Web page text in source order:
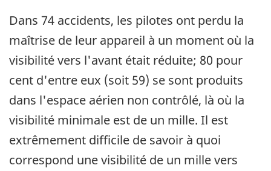
Dans 74 accidents, les pilotes ont perdu la
maîtrise de leur appareil à un moment où la
visibilité vers l'avant était réduite; 80 pour
cent d'entre eux (soit 59) se sont produits
dans l'espace aérien non contrôlé, là où la
visibilité minimale est de un mille. Il est
extrêmement difficile de savoir à quoi
correspond une visibilité de un mille vers